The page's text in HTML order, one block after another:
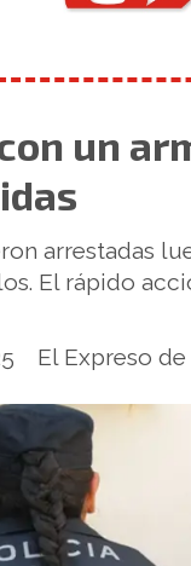
un
arrestadas
El rápido
El Expreso de